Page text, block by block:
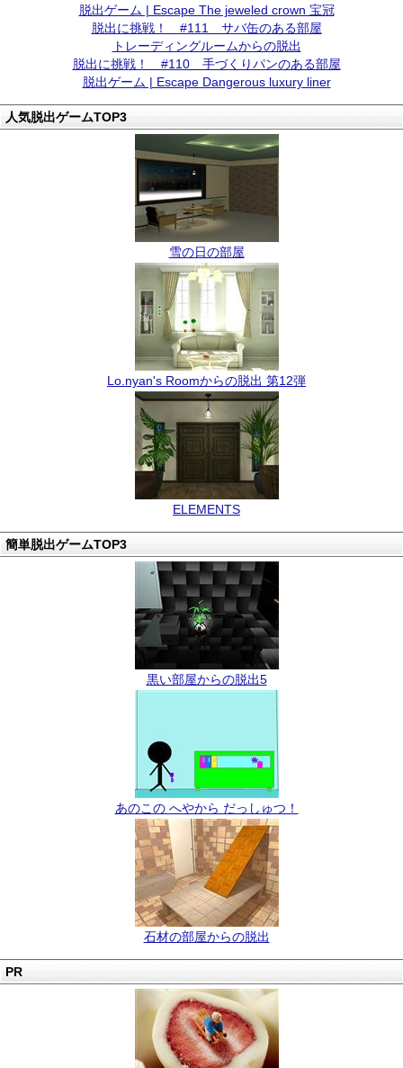
脱出ゲーム | Escape The jeweled crown 宝冠
脱出に挑戦！ #111 サバ缶のある部屋
トレーディングルームからの脱出
脱出に挑戦！ #110 手づくりパンのある部屋
脱出ゲーム | Escape Dangerous luxury liner
人気脱出ゲームTOP3
雪の日の部屋
Lo.nyan's Roomからの脱出 第12弾
ELEMENTS
簡単脱出ゲームTOP3
黒い部屋からの脱出5
あのこの へやから だっしゅつ！
石材の部屋からの脱出
PR